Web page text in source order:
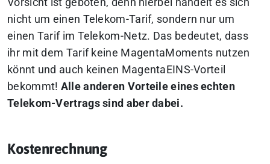
Vorsicht ist geboten, denn hierbei handelt es sich
nicht um einen Telekom-Tarif, sondern nur um
einen Tarif im Telekom-Netz. Das bedeutet, dass
ihr mit dem Tarif keine MagentaMoments nutzen
könnt und auch keinen MagentaEINS-Vorteil
bekommt! Alle anderen Vorteile eines echten
Telekom-Vertrags sind aber dabei.
Kostenrechnung